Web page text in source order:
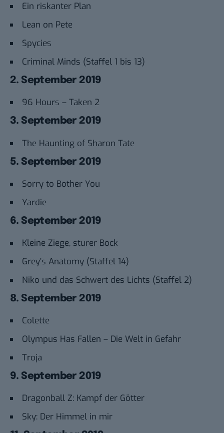
Ein riskanter Plan
Lean on Pete
Spycies
Criminal Minds (Staffel 1 bis 13)
2. September 2019
96 Hours – Taken 2
3. September 2019
The Haunting of Sharon Tate
5. September 2019
Sorry to Bother You
Yardie
6. September 2019
Kleine Ziege, sturer Bock
Grey’s Anatomy (Staffel 14)
Niko und das Schwert des Lichts (Staffel 2)
8. September 2019
Colette
Olympus Has Fallen – Die Welt in Gefahr
Troja
9. September 2019
Dragonball Z: Kampf der Götter
Sky: Der Himmel in mir